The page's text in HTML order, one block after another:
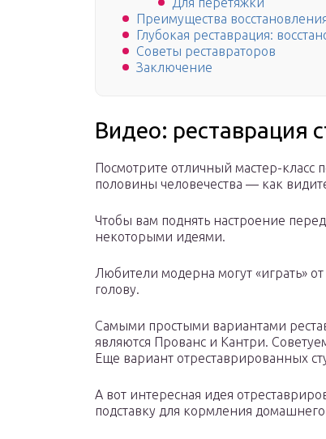
Преимущества
Глубокая реставрация:
Советы реставраторов
Заключение
Видео: реставрация
Посмотрите отличный мастер-класс
половины человечества — как
Чтобы вам поднять настроение
некоторыми идеями.
Любители модерна могут «играть»
голову.
Самыми простыми вариантами
являются Прованс и Кантри.
Еще вариант отреставрированных
А вот интересная идея
подставку для кормления